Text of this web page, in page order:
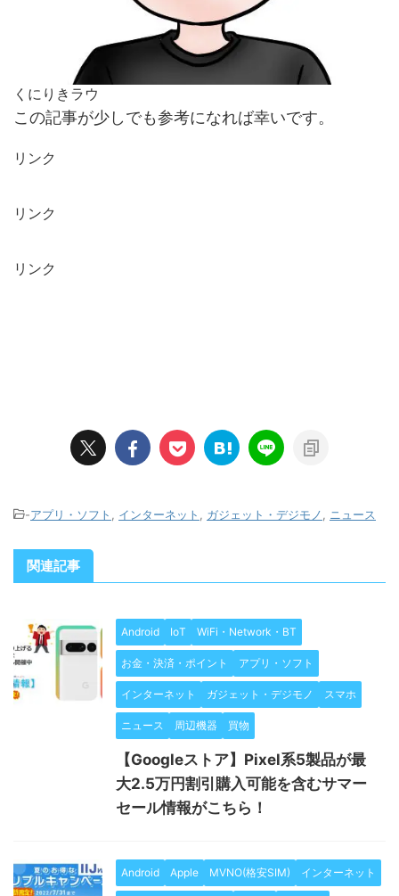
くにりきラウ
この記事が少しでも参考になれば幸いです。
リンク
リンク
リンク
-アプリ・ソフト インターネット ガジェット・デジモノ ニュース
関連記事
Android IoT WiFi・Network・BT
お金・決済・ポイント アプリ・ソフト
インターネット ガジェット・デジモノ スマホ
ニュース 周辺機器 買物
【Googleストア】Pixel系5製品が最
大2.5万円割引購入可能を含むサマー
セール情報がこちら！
Android Apple MVNO(格安SIM) インターネット